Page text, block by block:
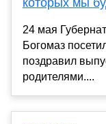
24 мая
Богомаз
поздравил
родителями....